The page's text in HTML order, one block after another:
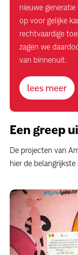
nieuwe
op voor gelijke
rechtvaardige
zagen we
van binnenuit.
lees meer
Een greep
De projecten van
hier de